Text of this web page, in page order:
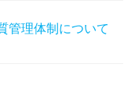
管理体制について